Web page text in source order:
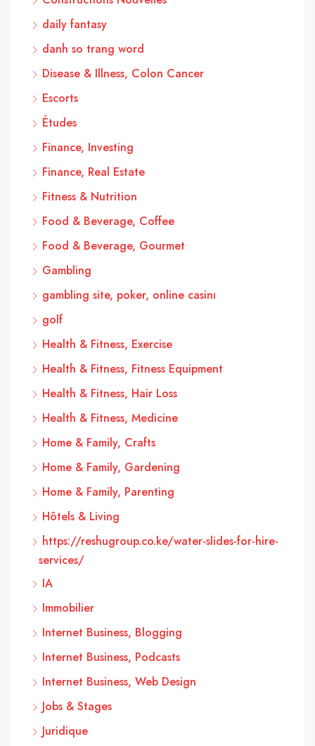
daily fantasy
danh so trang word
Disease & Illness, Colon Cancer
Escorts
Études
Finance, Investing
Finance, Real Estate
Fitness & Nutrition
Food & Beverage, Coffee
Food & Beverage, Gourmet
Gambling
gambling site, poker, online casinı
golf
Health & Fitness, Exercise
Health & Fitness, Fitness Equipment
Health & Fitness, Hair Loss
Health & Fitness, Medicine
Home & Family, Crafts
Home & Family, Gardening
Home & Family, Parenting
Hôtels & Living
https://reshugroup.co.ke/water-slides-for-hire-
services/
IA
Immobilier
Internet Business, Blogging
Internet Business, Podcasts
Internet Business, Web Design
Jobs & Stages
Juridique